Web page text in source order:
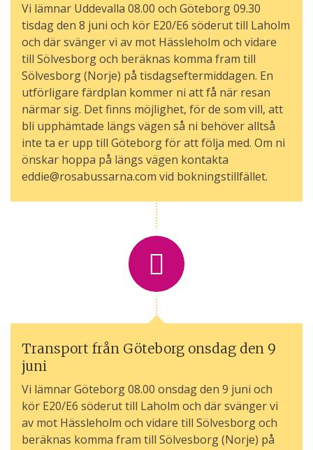
Vi lämnar Uddevalla 08.00 och Göteborg 09.30
tisdag den 8 juni och kör E20/E6 söderut till Laholm
och där svänger vi av mot Hässleholm och vidare
till Sölvesborg och beräknas komma fram till
Sölvesborg (Norje) på tisdagseftermiddagen. En
utförligare färdplan kommer ni att få när resan
närmar sig. Det finns möjlighet, för de som vill, att
bli upphämtade längs vägen så ni behöver alltså
inte ta er upp till Göteborg för att följa med. Om ni
önskar hoppa på längs vägen kontakta
eddie@rosabussarna.com vid bokningstillfället.
Transport från Göteborg onsdag den 9
juni
Vi lämnar Göteborg 08.00 onsdag den 9 juni och
kör E20/E6 söderut till Laholm och där svänger vi
av mot Hässleholm och vidare till Sölvesborg och
beräknas komma fram till Sölvesborg (Norje) på